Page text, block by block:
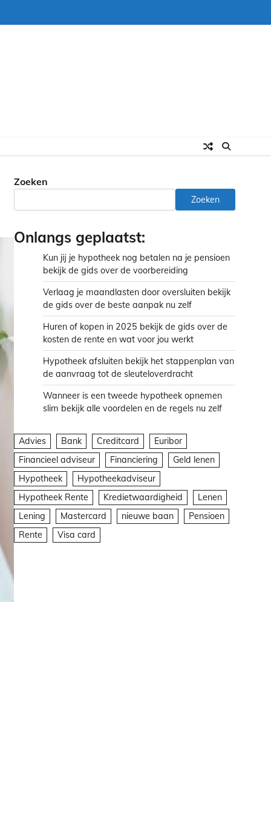
Zoeken
Zoeken
Onlangs geplaatst:
Kun jij je hypotheek nog betalen na je pensioen
bekijk de gids over de voorbereiding
Verlaag je maandlasten door oversluiten bekijk
de gids over de beste aanpak nu zelf
Huren of kopen in 2025 bekijk de gids over de
kosten de rente en wat voor jou werkt
Hypotheek afsluiten bekijk het stappenplan van
de aanvraag tot de sleuteloverdracht
Wanneer is een tweede hypotheek opnemen
slim bekijk alle voordelen en de regels nu zelf
Advies Bank Creditcard
Euribor
Financieel adviseur
Financiering
Geld lenen
Hypotheek
Hypotheekadviseur
Hypotheek Rente
Kredietwaardigheid
Lenen
Lening
Mastercard nieuwe baan
Pensioen
Rente
Visa card